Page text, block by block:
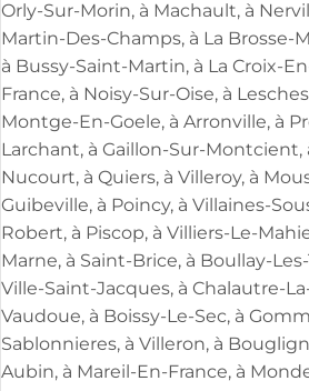
Orly-Sur-Morin, à Machault, à
Martin-Des-Champs, à La Brosse-
à Bussy-Saint-Martin, à La Croix-
France, à Noisy-Sur-Oise, à
Montge-En-Goele, à Arronville, à
Larchant, à Gaillon-Sur-Montcient,
Nucourt, à Quiers, à Villeroy, à
Guibeville, à Poincy, à Villaines-
Robert, à Piscop, à Villiers-Le-
Marne, à Saint-Brice, à Boullay-
Ville-Saint-Jacques, à Chalautre-
Vaudoue, à Boissy-Le-Sec, à
Sablonnieres, à Villeron, à
Aubin, à Mareil-En-France, à